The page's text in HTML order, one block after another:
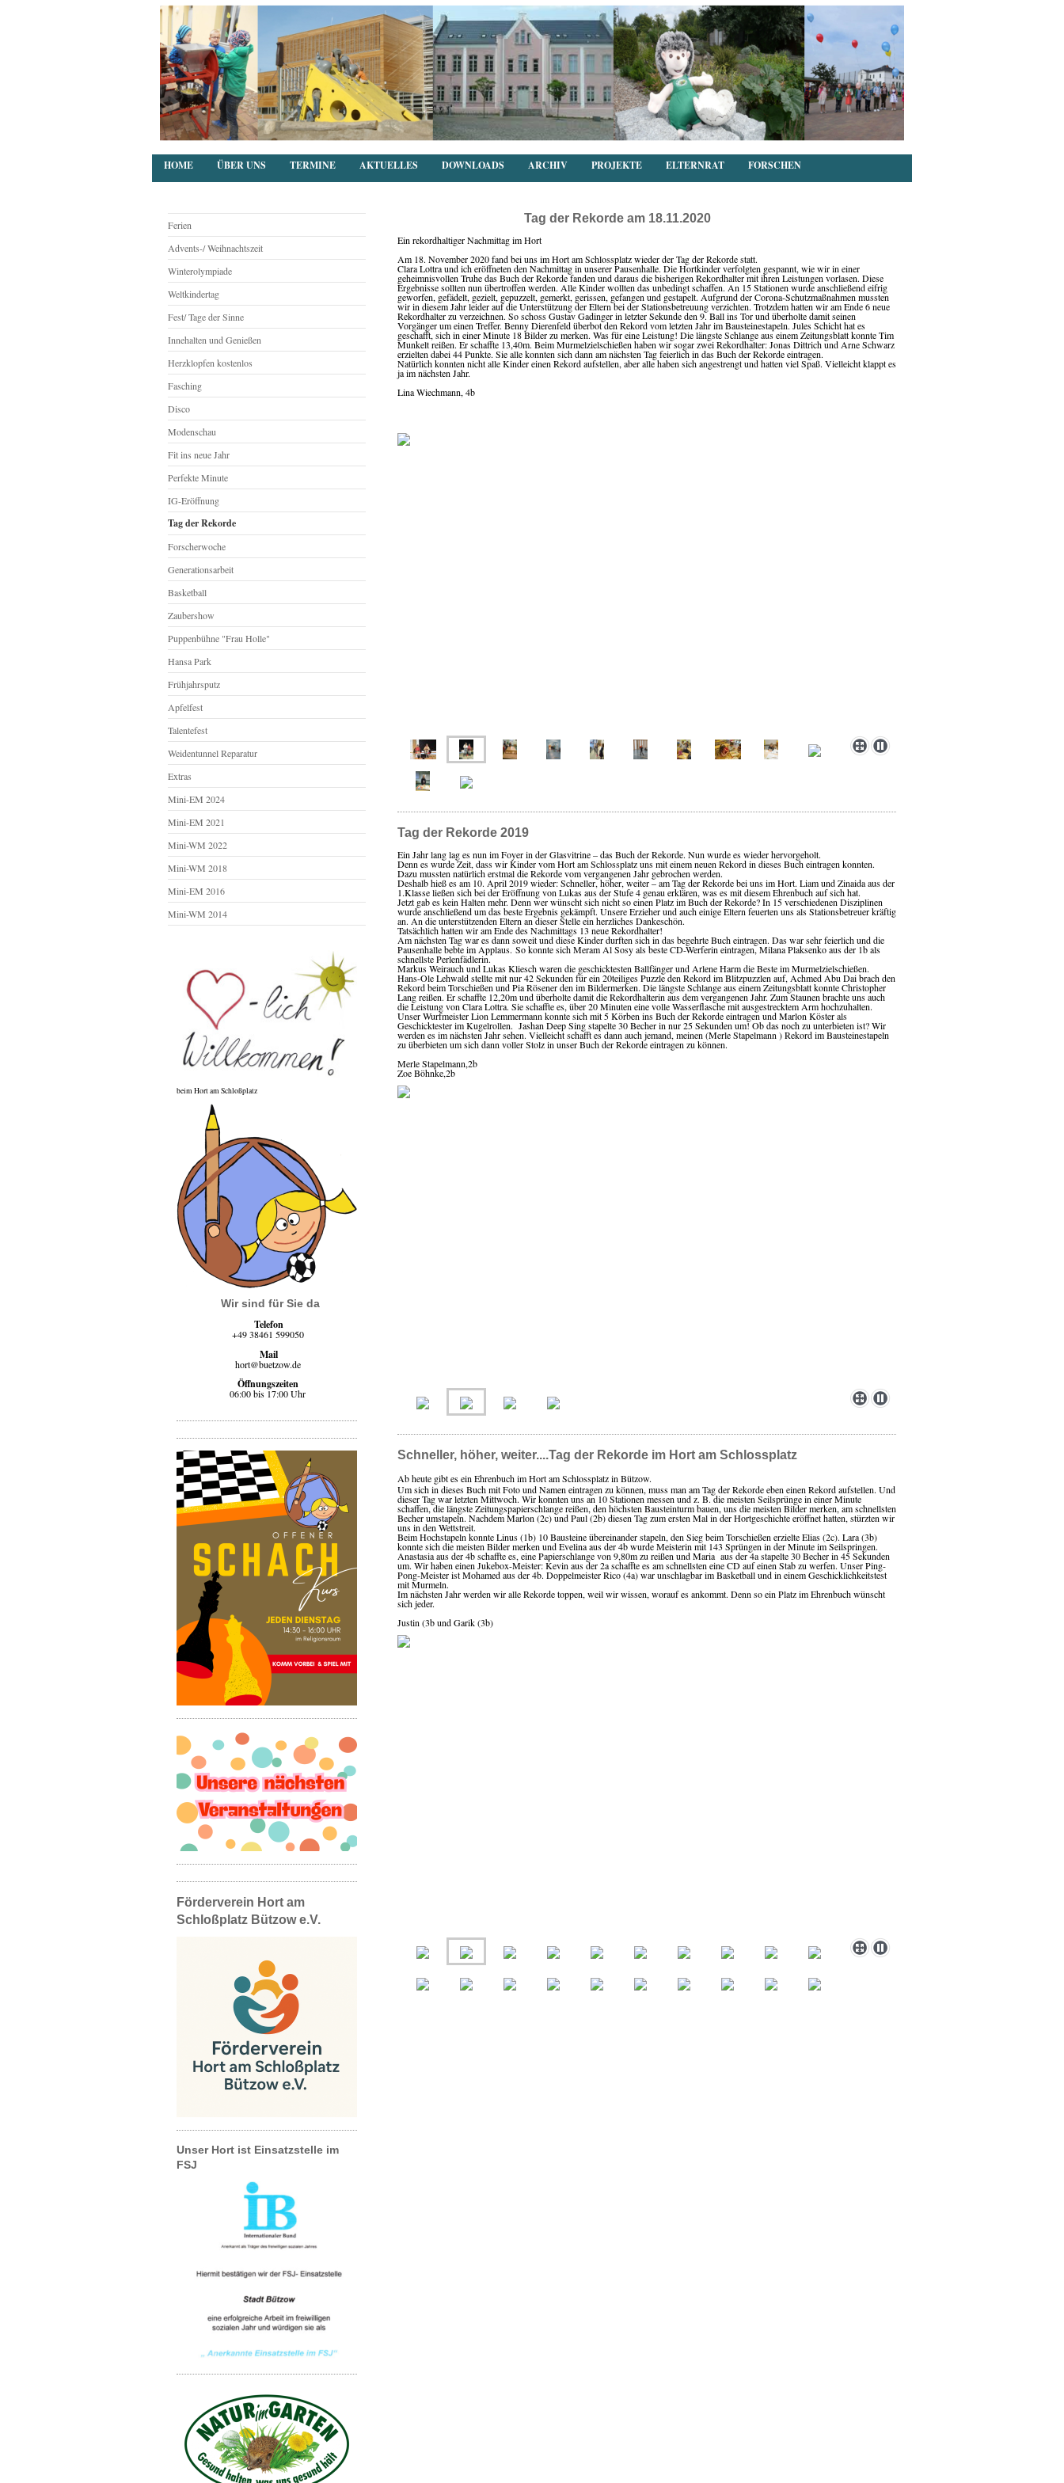
HOME ÜBER UNS TERMINE AKTUELLES DOWNLOADS ARCHIV PROJEKTE ELTERNRAT FORSCHEN
Ferien
Advents-/ Weihnachtszeit
Winterolympiade
Weltkindertag
Fest/ Tage der Sinne
Innehalten und Genießen
Herzklopfen kostenlos
Fasching
Disco
Modenschau
Fit ins neue Jahr
Perfekte Minute
IG-Eröffnung
Tag der Rekorde
Forscherwoche
Generationsarbeit
Basketball
Zaubershow
Puppenbühne "Frau Holle"
Hansa Park
Frühjahrsputz
Apfelfest
Talentefest
Weidentunnel Reparatur
Extras
Mini-EM 2024
Mini-EM 2021
Mini-WM 2022
Mini-WM 2018
Mini-EM 2016
Mini-WM 2014
beim Hort am Schloßplatz
Wir sind für Sie da
Telefon
+49 38461 599050
Mail
hort@buetzow.de
Öffnungszeiten
06:00 bis 17:00 Uhr
Förderverein Hort am
Schloßplatz Bützow e.V.
Unser Hort ist Einsatzstelle im
FSJ
Tag der Rekorde am 18.11.2020
Ein rekordhaltiger Nachmittag im Hort
Am 18. November 2020 fand bei uns im Hort am Schlossplatz wieder der Tag der Rekorde statt.
Clara Lottra und ich eröffneten den Nachmittag in unserer Pausenhalle. Die Hortkinder verfolgten gespannt, wie wir in einer
geheimnisvollen Truhe das Buch der Rekorde fanden und daraus die bisherigen Rekordhalter mit ihren Leistungen vorlasen. Diese
Ergebnisse sollten nun übertroffen werden. Alle Kinder wollten das unbedingt schaffen. An 15 Stationen wurde anschließend eifrig
geworfen, gefädelt, gezielt, gepuzzelt, gemerkt, gerissen, gefangen und gestapelt. Aufgrund der Corona-Schutzmaßnahmen mussten
wir in diesem Jahr leider auf die Unterstützung der Eltern bei der Stationsbetreuung verzichten. Trotzdem hatten wir am Ende 6 neue
Rekordhalter zu verzeichnen. So schoss Gustav Gadinger in letzter Sekunde den 9. Ball ins Tor und überholte damit seinen
Vorgänger um einen Treffer. Benny Dierenfeld überbot den Rekord vom letzten Jahr im Bausteinestapeln. Jules Schicht hat es
geschafft, sich in einer Minute 18 Bilder zu merken. Was für eine Leistung! Die längste Schlange aus einem Zeitungsblatt konnte Tim
Munkelt reißen. Er schaffte 13,40m. Beim Murmelzielschießen haben wir sogar zwei Rekordhalter: Jonas Dittrich und Arne Schwarz
erzielten dabei 44 Punkte. Sie alle konnten sich dann am nächsten Tag feierlich in das Buch der Rekorde eintragen.
Natürlich konnten nicht alle Kinder einen Rekord aufstellen, aber alle haben sich angestrengt und hatten viel Spaß. Vielleicht klappt es
ja im nächsten Jahr.
Lina Wiechmann, 4b
Tag der Rekorde 2019
Ein Jahr lang lag es nun im Foyer in der Glasvitrine – das Buch der Rekorde. Nun wurde es wieder hervorgeholt.
Denn es wurde Zeit, dass wir Kinder vom Hort am Schlossplatz uns mit einem neuen Rekord in dieses Buch eintragen konnten.
Dazu mussten natürlich erstmal die Rekorde vom vergangenen Jahr gebrochen werden.
Deshalb hieß es am 10. April 2019 wieder: Schneller, höher, weiter – am Tag der Rekorde bei uns im Hort. Liam und Zinaida aus der
1.Klasse ließen sich bei der Eröffnung von Lukas aus der Stufe 4 genau erklären, was es mit diesem Ehrenbuch auf sich hat.
Jetzt gab es kein Halten mehr. Denn wer wünscht sich nicht so einen Platz im Buch der Rekorde? In 15 verschiedenen Disziplinen
wurde anschließend um das beste Ergebnis gekämpft. Unsere Erzieher und auch einige Eltern feuerten uns als Stationsbetreuer kräftig
an. An die unterstützenden Eltern an dieser Stelle ein herzliches Dankeschön.
Tatsächlich hatten wir am Ende des Nachmittags 13 neue Rekordhalter!
Am nächsten Tag war es dann soweit und diese Kinder durften sich in das begehrte Buch eintragen. Das war sehr feierlich und die
Pausenhalle bebte im Applaus. So konnte sich Meram Al Sosy als beste CD-Werferin eintragen, Milana Plaksenko aus der 1b als
schnellste Perlenfädlerin.
Markus Weirauch und Lukas Kliesch waren die geschicktesten Ballfänger und Arlene Harm die Beste im Murmelzielschießen.
Hans-Ole Lehwald stellte mit nur 42 Sekunden für ein 20teiliges Puzzle den Rekord im Blitzpuzzlen auf, Achmed Abu Dai brach den
Rekord beim Torschießen und Pia Rösener den im Bildermerken. Die längste Schlange aus einem Zeitungsblatt konnte Christopher
Lang reißen. Er schaffte 12,20m und überholte damit die Rekordhalterin aus dem vergangenen Jahr. Zum Staunen brachte uns auch
die Leistung von Clara Lottra. Sie schaffte es, über 20 Minuten eine volle Wasserflasche mit ausgestrecktem Arm hochzuhalten.
Unser Wurfmeister Lion Lemmermann konnte sich mit 5 Körben ins Buch der Rekorde eintragen und Marlon Köster als
Geschicktester im Kugelrollen. Jashan Deep Sing stapelte 30 Becher in nur 25 Sekunden um! Ob das noch zu unterbieten ist? Wir
werden es im nächsten Jahr sehen. Vielleicht schafft es dann auch jemand, meinen (Merle Stapelmann ) Rekord im Bausteinestapeln
zu überbieten um sich dann voller Stolz in unser Buch der Rekorde eintragen zu können.
Merle Stapelmann,2b
Zoe Böhnke,2b
Schneller, höher, weiter....Tag der Rekorde im Hort am Schlossplatz
Ab heute gibt es ein Ehrenbuch im Hort am Schlossplatz in Bützow.
Um sich in dieses Buch mit Foto und Namen eintragen zu können, muss man am Tag der Rekorde eben einen Rekord aufstellen. Und
dieser Tag war letzten Mittwoch. Wir konnten uns an 10 Stationen messen und z. B. die meisten Seilsprünge in einer Minute
schaffen, die längste Zeitungspapierschlange reißen, den höchsten Bausteinturm bauen, uns die meisten Bilder merken, am schnellsten
Becher umstapeln. Nachdem Marlon (2c) und Paul (2b) diesen Tag zum ersten Mal in der Hortgeschichte eröffnet hatten, stürzten wir
uns in den Wettstreit.
Beim Hochstapeln konnte Linus (1b) 10 Bausteine übereinander stapeln, den Sieg beim Torschießen erzielte Elias (2c). Lara (3b)
konnte sich die meisten Bilder merken und Evelina aus der 4b wurde Meisterin mit 143 Sprüngen in der Minute im Seilspringen.
Anastasia aus der 4b schaffte es, eine Papierschlange von 9,80m zu reißen und Maria aus der 4a stapelte 30 Becher in 45 Sekunden
um. Wir haben einen Jukebox-Meister: Kevin aus der 2a schaffte es am schnellsten eine CD auf einen Stab zu werfen. Unser Ping-
Pong-Meister ist Mohamed aus der 4b. Doppelmeister Rico (4a) war unschlagbar im Basketball und in einem Geschicklichkeitstest
mit Murmeln.
Im nächsten Jahr werden wir alle Rekorde toppen, weil wir wissen, worauf es ankommt. Denn so ein Platz im Ehrenbuch wünscht
sich jeder.
Justin (3b und Garik (3b)